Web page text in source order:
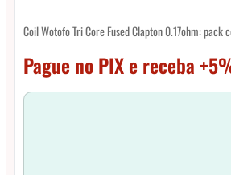
Coil Wotofo Tri Core Fused Clapton 0.17ohm:
Pague no PIX e receba